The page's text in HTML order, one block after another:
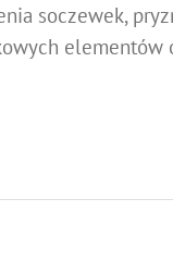
soczewek,
elementów